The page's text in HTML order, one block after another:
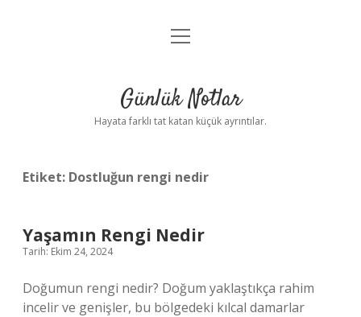
Anasayfa
Yasal Uyarı
menüyü
Günlük Notlar
Hayata farklı tat katan küçük ayrıntılar.
Etiket: Dostluğun rengi nedir
Yaşamın Rengi Nedir
Tarih: Ekim 24, 2024
Doğumun rengi nedir? Doğum yaklaştıkça rahim
incelir ve genişler, bu bölgedeki kılcal damarlar